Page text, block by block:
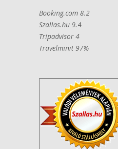
Booking.com 8.2
Szallas.hu 9.4
Tripadvisor 4
Travelminit 97%